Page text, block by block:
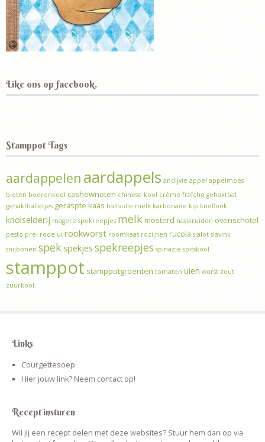
Like ons op facebook.
Stamppot Tags
aardappelen aardappels andijvie appel appelmoes
bieten boerenkool cashewnoten chinese kool crème fraîche gehaktbal
gehaktballetjes geraspte kaas halfvolle melk karbonade kip knoflook
knolselderij magere spekreepjes melk mosterd nasikruiden ovenschotel
pesto prei rode ui rookworst roomkaas rozijnen rucola sjalot slavink
snijbonen spek spekjes spekreepjes spinazie spitskool
stamppot stamppotgroenten tomaten uien worst zout
zuurkool
Links
Courgettesoep
Hier jouw link? Neem contact op!
Recept insturen
Wil jij een recept delen met deze websites? Stuur hem dan op via